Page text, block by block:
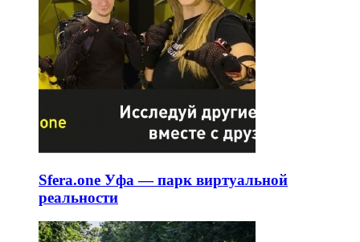
Sfera.one Уфа — парк виртуальной
реальности